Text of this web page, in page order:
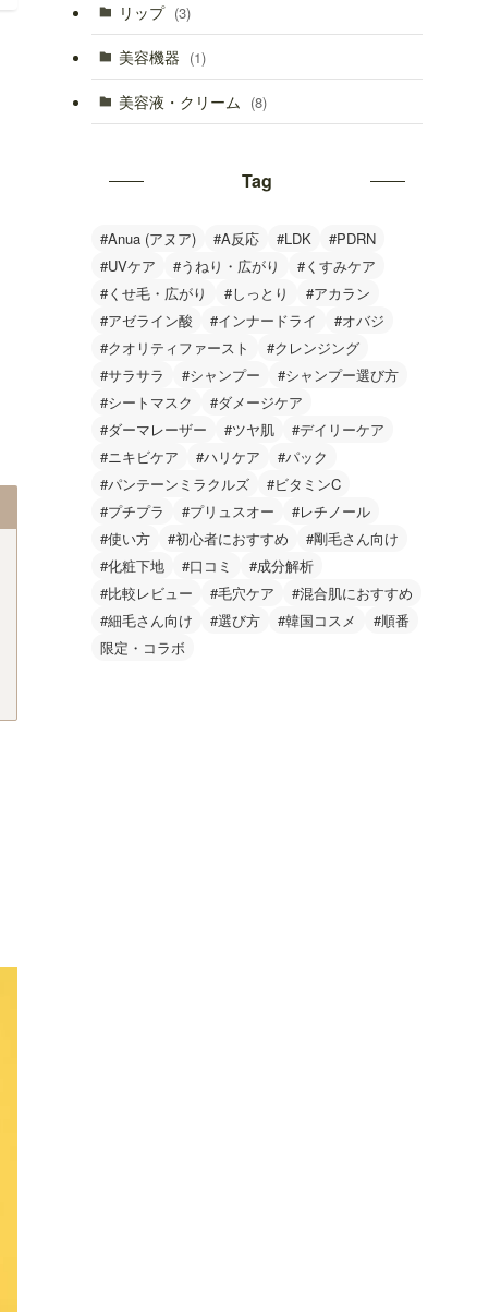
リップ (3)
美容機器 (1)
美容液・クリーム (8)
Tag
#Anua (アヌア) #A反応 #LDK
#PDRN
#UVケア
#うねり・広がり
#くすみケア
#くせ毛・広がり
#しっとり
#アカラン
#アゼライン酸
#インナードライ
#オバジ
#クオリティファースト
#クレンジング
#サラサラ
#シャンプー
#シャンプー選び方
#シートマスク
#ダメージケア
#ダーマレーザー
#ツヤ肌
#デイリーケア
#ニキビケア
#ハリケア
#パック
#パンテーンミラクルズ
#ビタミンC
#プチプラ
#プリュスオー
#レチノール
#使い方
#初心者におすすめ
#剛毛さん向け
#化粧下地
#口コミ
#成分解析
#比較レビュー
#毛穴ケア
#混合肌におすすめ
#細毛さん向け
#選び方 #韓国コスメ
#順番
限定・コラボ